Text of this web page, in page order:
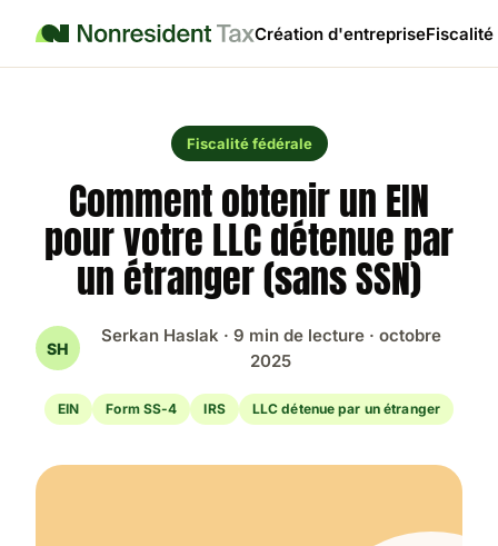
Création d'entreprise
Fiscalité fédérale
Comment obtenir un EIN
pour votre LLC détenue par
un étranger (sans SSN)
SH
Serkan Haslak · 9 min de lecture · octobre
2025
EIN Form SS-4 IRS LLC détenue par un étranger